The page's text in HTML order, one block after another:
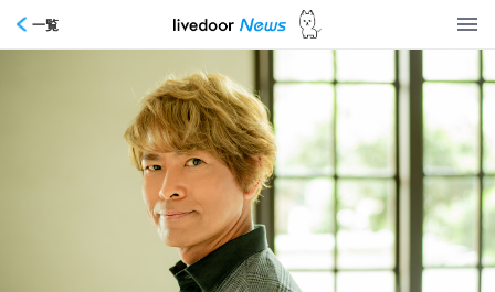
一覧